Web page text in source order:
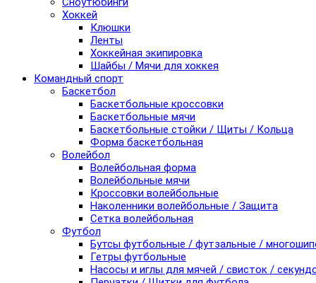
Хоккей
Клюшки
Ленты
Хоккейная экипировка
Шайбы / Мячи для хоккея
Командный спорт
Баскетбол
Баскетбольные кроссовки
Баскетбольные мячи
Баскетбольные стойки / Щиты / Кольца
Форма баскетбольная
Волейбол
Волейбольная форма
Волейбольные мячи
Кроссовки волейбольные
Наколенники волейбольные / Защита
Сетка волейбольная
Футбол
Бутсы футбольные / футзальные /
Гетры футбольные
Насосы и иглы для мячей / свисток /